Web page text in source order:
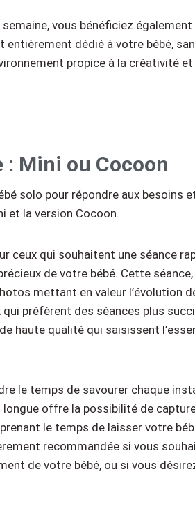
vous bénéficiez également
dédié à votre bébé,
propice à la créativité
: Mini ou Cocoon
solo pour répondre aux besoins
et la version Cocoon.
ceux qui souhaitent une séance
de votre bébé. Cette séance,
mettant en valeur l’évolution
préfèrent des séances plus
haute qualité qui saisissent
le temps de savourer chaque
offre la possibilité de
le temps de laisser votre
recommandée si vous
de votre bébé, ou si vous